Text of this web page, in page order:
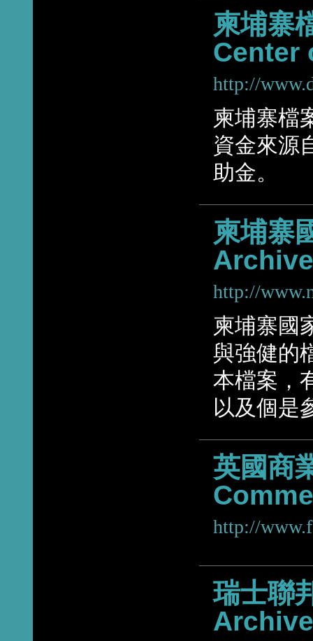
柬埔寨
Center
http://
柬埔寨檔
資金來源
助金。
柬埔寨
http://
柬埔寨國
與強健的
本檔案，
以及個是
英國商
http://
瑞士聯